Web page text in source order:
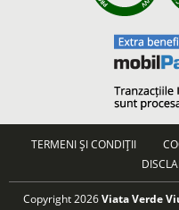
TERMENI ȘI CONDIȚII
Copyright 2026Viata Verde